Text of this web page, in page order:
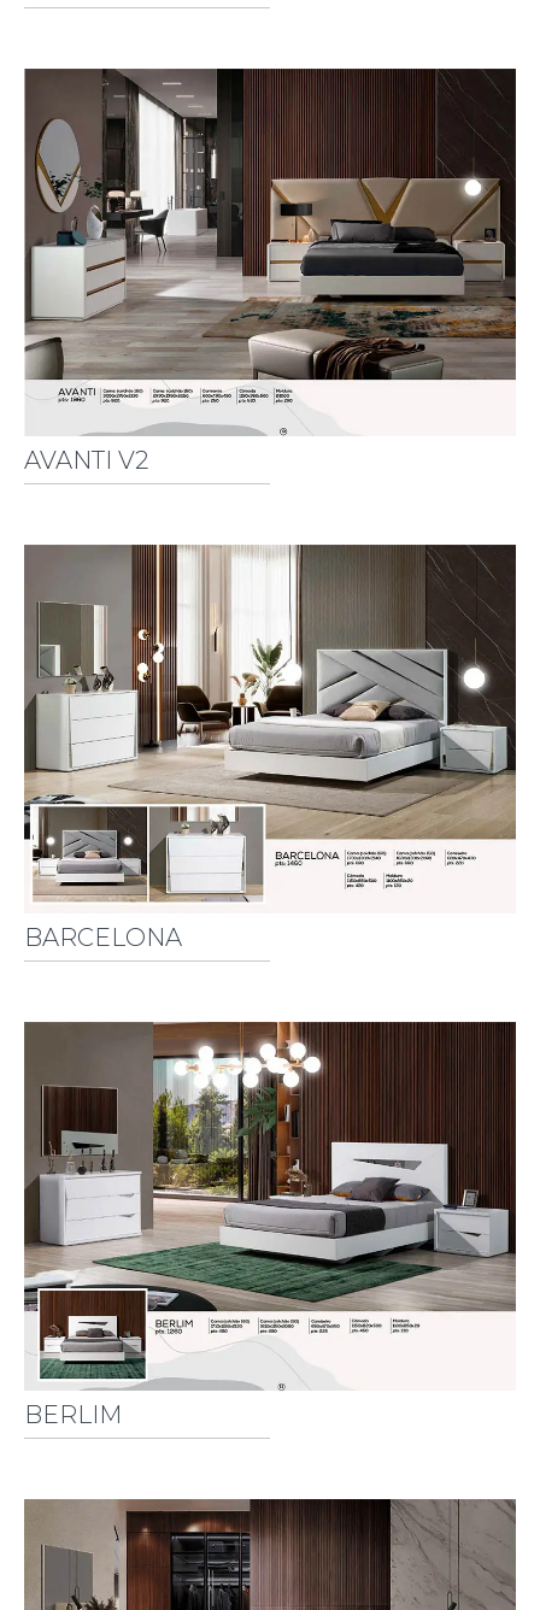
AVANTI V2
BARCELONA
BERLIM